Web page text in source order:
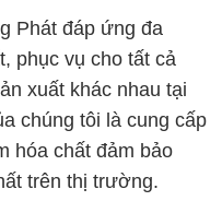
Phát đáp ứng đa
phục vụ cho tất cả
xuất khác nhau tại
chúng tôi là cung cấp
hóa chất đảm bảo
trên thị trường.